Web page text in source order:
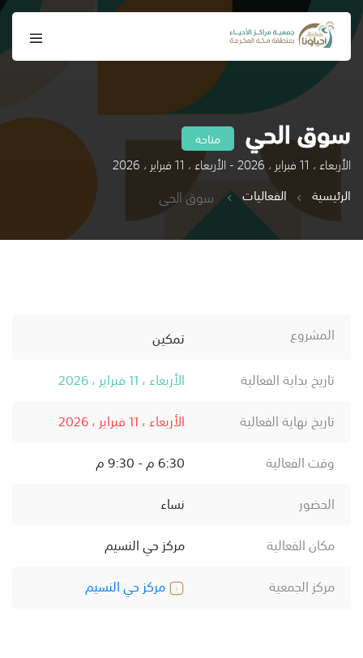
سوق الحي متاحة
الأربعاء ، 11 فبراير ، 2026 - الأربعاء ، 11 فبراير ، 2026
الرئيسية
الفعاليات سوق الحي
المشروع
تمكين
تاريخ بداية الفعالية
الأربعاء ، 11 فبراير ، 2026
تاريخ نهاية الفعالية
الأربعاء ، 11 فبراير ، 2026
وقت الفعالية
6:30 م - 9:30 م
الحضور
نساء
مكان الفعالية
مركز حي النسيم
مركز الجمعية
مركز حي النسيم